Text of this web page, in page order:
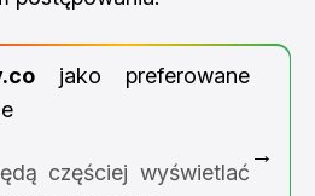
jako preferowane
częściej wyświetlać
→